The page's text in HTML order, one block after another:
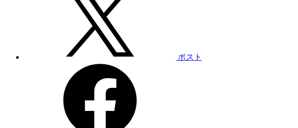
ポスト